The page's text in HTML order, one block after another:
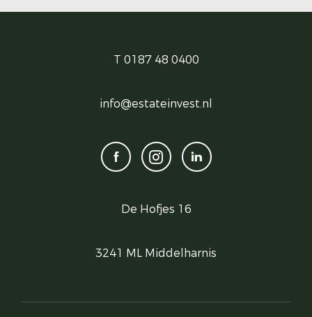
T 0187 48 0400
info@estateinvest.nl
De Hofjes 16
3241 ML Middelharnis